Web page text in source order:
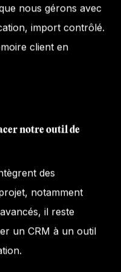
nous gérons avec
import contrôlé.
client en
notre outil de
des
notamment
il reste
un CRM à un outil